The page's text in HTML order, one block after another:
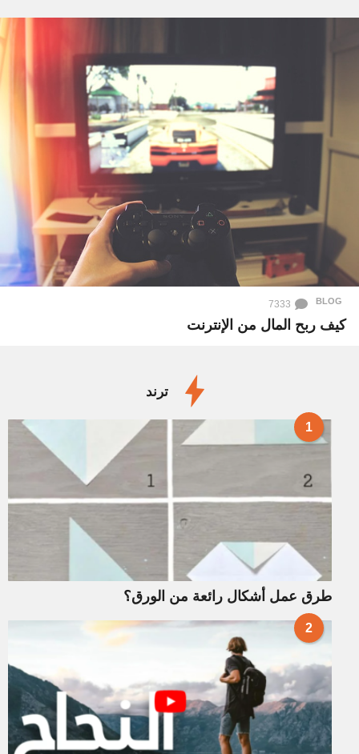
BLOG
7333
كيف ربح المال من الإنترنت
ترند
1
طرق عمل أشكال رائعة من الورق؟
2